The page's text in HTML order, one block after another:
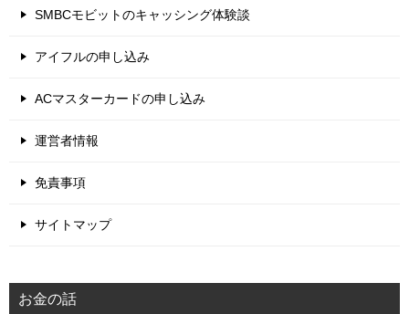
SMBCモビットのキャッシング体験談
アイフルの申し込み
ACマスターカードの申し込み
運営者情報
免責事項
サイトマップ
お金の話